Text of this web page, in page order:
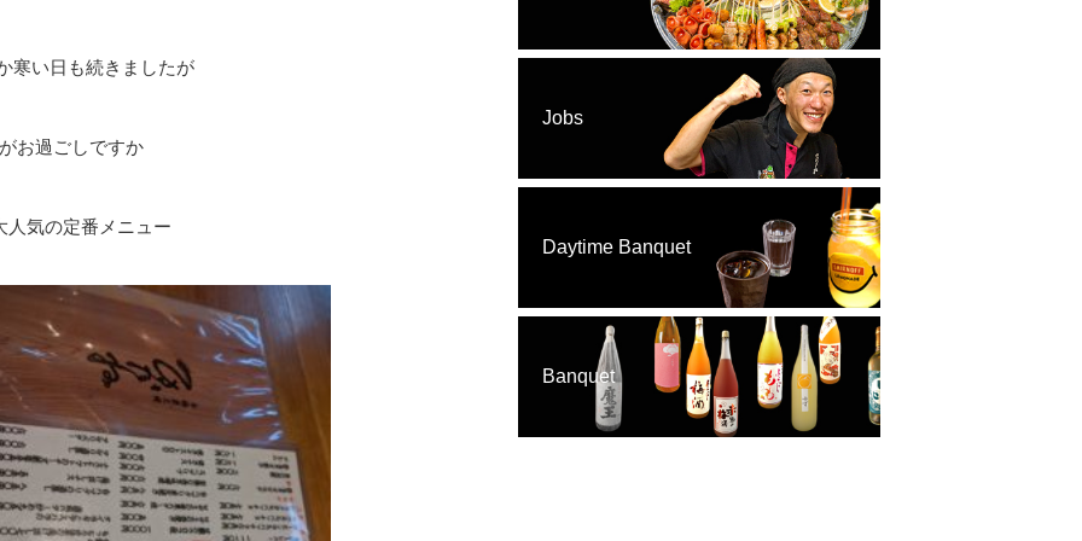
寒い日も続きましたが
お過ごしですか
人気の定番メニュー
Jobs
Daytime Banquet
Banquet